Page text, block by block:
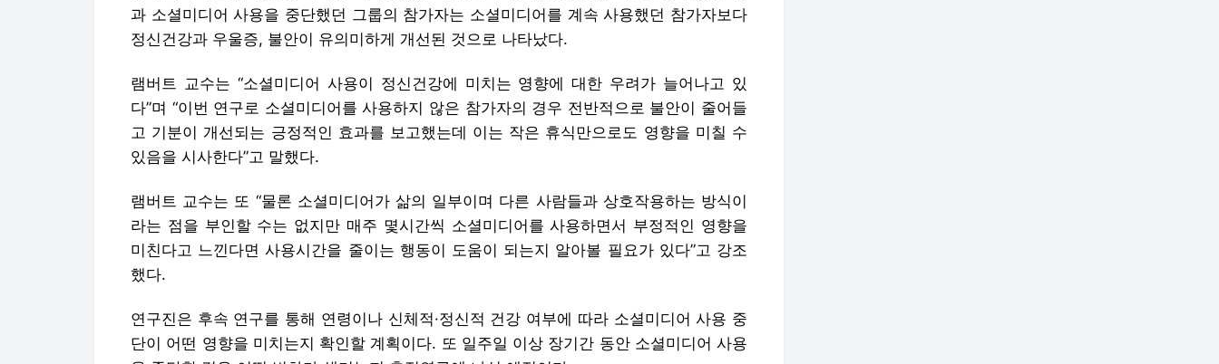
과 소셜미디어 사용을 중단했던 그룹의 참가자는 소셜미디어를 계속 사용했던 참가자보다
정신건강과 우울증, 불안이 유의미하게 개선된 것으로 나타났다.
램버트 교수는 “소셜미디어 사용이 정신건강에 미치는 영향에 대한 우려가 늘어나고 있
다”며 “이번 연구로 소셜미디어를 사용하지 않은 참가자의 경우 전반적으로 불안이 줄어들
고 기분이 개선되는 긍정적인 효과를 보고했는데 이는 작은 휴식만으로도 영향을 미칠 수
있음을 시사한다”고 말했다.
램버트 교수는 또 “물론 소셜미디어가 삶의 일부이며 다른 사람들과 상호작용하는 방식이
라는 점을 부인할 수는 없지만 매주 몇시간씩 소셜미디어를 사용하면서 부정적인 영향을
미친다고 느낀다면 사용시간을 줄이는 행동이 도움이 되는지 알아볼 필요가 있다”고 강조
했다.
연구진은 후속 연구를 통해 연령이나 신체적·정신적 건강 여부에 따라 소셜미디어 사용 중
단이 어떤 영향을 미치는지 확인할 계획이다. 또 일주일 이상 장기간 동안 소셜미디어 사용